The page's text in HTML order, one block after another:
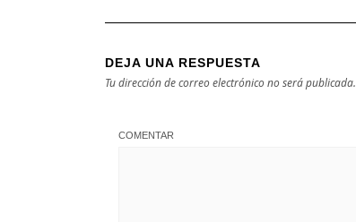
DEJA UNA RESPUESTA
Tu dirección de correo electrónico no será publicada.
COMENTAR